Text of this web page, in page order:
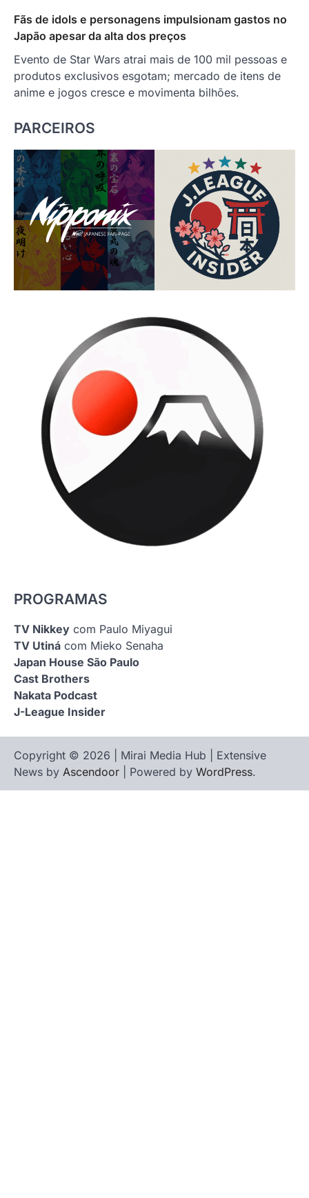
Fãs de idols e personagens impulsionam gastos no
Japão apesar da alta dos preços
Evento de Star Wars atrai mais de 100 mil pessoas e
produtos exclusivos esgotam; mercado de itens de
anime e jogos cresce e movimenta bilhões.
PARCEIROS
PROGRAMAS
TV Nikkey com Paulo Miyagui
TV Utiná com Mieko Senaha
Japan House São Paulo
Cast Brothers
Nakata Podcast
J-League Insider
Copyright © 2026 | Mirai Media Hub | Extensive
News by Ascendoor | Powered by WordPress.